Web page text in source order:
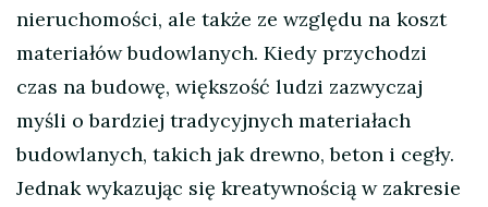
nieruchomości, ale także ze względu na koszt
materiałów budowlanych. Kiedy przychodzi
czas na budowę, większość ludzi zazwyczaj
myśli o bardziej tradycyjnych materiałach
budowlanych, takich jak drewno, beton i cegły.
Jednak wykazując się kreatywnością w zakresie